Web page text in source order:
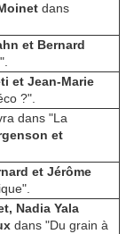
dans
et Bernard
et Jean-Marie
?".
dans "La
et
et Jérôme
Nadia Yala
dans "Du grain à